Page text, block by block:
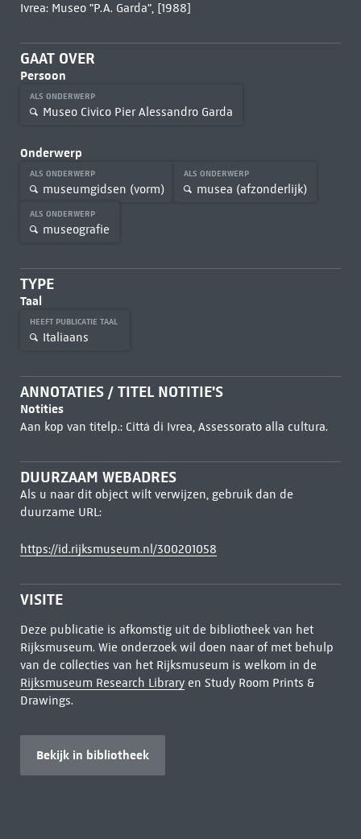
Ivrea: Museo "P.A. Garda", [1988]
GAAT OVER
Persoon
ALS ONDERWERP
Museo Civico Pier Alessandro Garda
Onderwerp
ALS ONDERWERP
museumgidsen (vorm)
ALS ONDERWERP
musea (afzonderlijk)
ALS ONDERWERP
museografie
TYPE
Taal
HEEFT PUBLICATIE TAAL
Italiaans
ANNOTATIES / TITEL NOTITIE'S
Notities
Aan kop van titelp.: Cittá di Ivrea, Assessorato alla cultura.
DUURZAAM WEBADRES
Als u naar dit object wilt verwijzen, gebruik dan de
duurzame URL:
https://id.rijksmuseum.nl/300201058
VISITE
Deze publicatie is afkomstig uit de bibliotheek van het
Rijksmuseum. Wie onderzoek wil doen naar of met behulp
van de collecties van het Rijksmuseum is welkom in de
Rijksmuseum Research Libraryen Study Room Prints &
Drawings.
Bekijk in bibliotheek